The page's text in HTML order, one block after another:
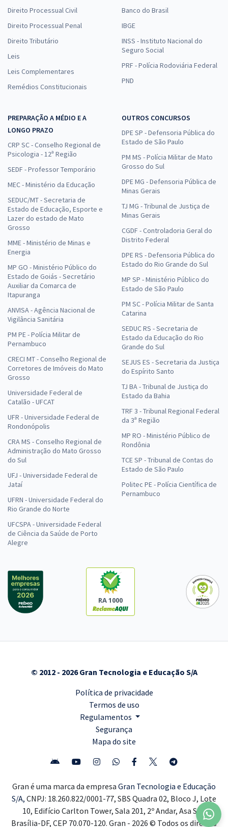
Direito Processual Civil
Direito Processual Penal
Direito Tributário
Leis
Leis Complementares
Remédios Constitucionais
Banco do Brasil
IBGE
INSS - Instituto Nacional do
Seguro Social
PRF - Polícia Rodoviária Federal
PND
PREPARAÇÃO A MÉDIO E A
LONGO PRAZO
CRP SC - Conselho Regional de
Psicologia - 12ª Região
SEDF - Professor Temporário
MEC - Ministério da Educação
SEDUC/MT - Secretaria de
Estado de Educação, Esporte e
Lazer do estado de Mato
Grosso
MME - Ministério de Minas e
Energia
MP GO - Ministério Público do
Estado de Goiás - Secretário
Auxiliar da Comarca de
Itapuranga
ANVISA - Agência Nacional de
Vigilância Sanitária
PM PE - Polícia Militar de
Pernambuco
CRECI MT - Conselho Regional de
Corretores de Imóveis do Mato
Grosso
Universidade Federal de
Catalão - UFCAT
UFR - Universidade Federal de
Rondonópolis
CRA MS - Conselho Regional de
Administração do Mato Grosso
do Sul
UFJ - Universidade Federal de
Jataí
UFRN - Universidade Federal do
Rio Grande do Norte
UFCSPA - Universidade Federal
de Ciência da Saúde de Porto
Alegre
OUTROS CONCURSOS
DPE SP - Defensoria Pública do
Estado de São Paulo
PM MS - Polícia Militar de Mato
Grosso do Sul
DPE MG - Defensoria Pública de
Minas Gerais
TJ MG - Tribunal de Justiça de
Minas Gerais
CGDF - Controladoria Geral do
Distrito Federal
DPE RS - Defensoria Pública do
Estado do Rio Grande do Sul
MP SP - Ministério Público do
Estado de São Paulo
PM SC - Polícia Militar de Santa
Catarina
SEDUC RS - Secretaria de
Estado da Educação do Rio
Grande do Sul
SEJUS ES - Secretaria da Justiça
do Espírito Santo
TJ BA - Tribunal de Justiça do
Estado da Bahia
TRF 3 - Tribunal Regional Federal
da 3ª Região
MP RO - Ministério Público de
Rondônia
TCE SP - Tribunal de Contas do
Estado de São Paulo
Politec PE - Polícia Científica de
Pernambuco
RA 1000
© 2012 - 2026 Gran Tecnologia e Educação S/A
Política de privacidade
Termos de uso
Regulamentos
Segurança
Mapa do site
Gran é uma marca da empresa Gran Tecnologia e Educação
S/A, CNPJ: 18.260.822/0001-77, SBS Quadra 02, Bloco J, Lote
10, Edifício Carlton Tower, Sala 201, 2º Andar, Asa Sul,
Brasília-DF, CEP 70.070-120. Gran - 2026 © Todos os direitos